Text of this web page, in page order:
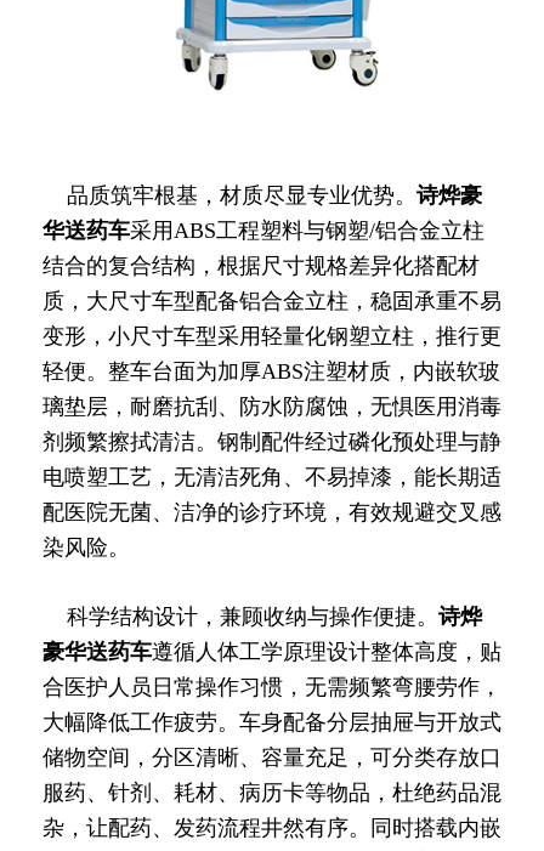
品质筑牢根基，材质尽显专业优势。 诗烨豪
华送药车采用ABS工程塑料与钢塑/铝合金立柱
结合的复合结构，根据尺寸规格差异化搭配材
质，大尺寸车型配备铝合金立柱，稳固承重不易
变形，小尺寸车型采用轻量化钢塑立柱，推行更
轻便。整车台面为加厚ABS注塑材质，内嵌软玻
璃垫层，耐磨抗刮、防水防腐蚀，无惧医用消毒
剂频繁擦拭清洁。钢制配件经过磷化预处理与静
电喷塑工艺，无清洁死角、不易掉漆，能长期适
配医院无菌、洁净的诊疗环境，有效规避交叉感
染风险。
科学结构设计，兼顾收纳与操作便捷。 诗烨
豪华送药车遵循人体工学原理设计整体高度，贴
合医护人员日常操作习惯，无需频繁弯腰劳作，
大幅降低工作疲劳。车身配备分层抽屉与开放式
储物空间，分区清晰、容量充足，可分类存放口
服药、针剂、耗材、病历卡等物品，杜绝药品混
杂，让配药、发药流程井然有序。同时搭载内嵌